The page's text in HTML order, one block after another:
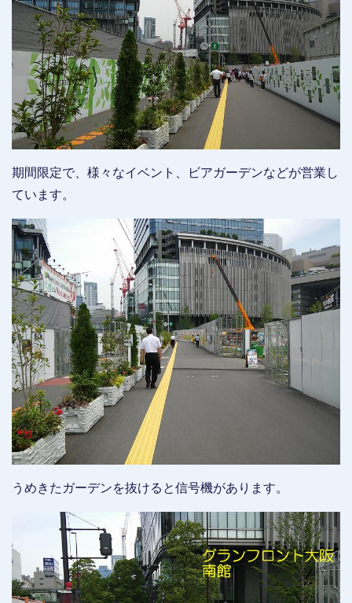
期間限定で、様々なイベント、ビアガーデンなどが営業し
ています。
うめきたガーデンを抜けると信号機があります。